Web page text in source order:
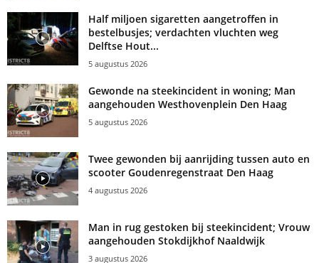
Half miljoen sigaretten aangetroffen in
bestelbusjes; verdachten vluchten weg
Delftse Hout...
5 augustus 2026
Gewonde na steekincident in woning; Man
aangehouden Westhovenplein Den Haag
5 augustus 2026
Twee gewonden bij aanrijding tussen auto en
scooter Goudenregenstraat Den Haag
4 augustus 2026
Man in rug gestoken bij steekincident; Vrouw
aangehouden Stokdijkhof Naaldwijk
3 augustus 2026